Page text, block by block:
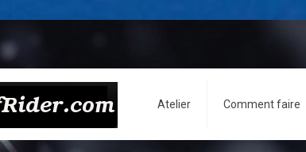
Atelier Comment faire